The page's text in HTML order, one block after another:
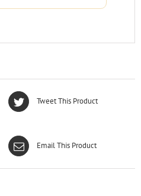
Tweet This Product
Email This Product